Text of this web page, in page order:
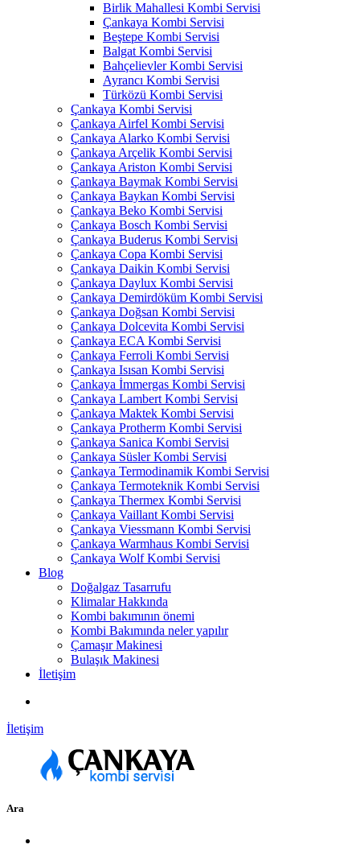
Birlik Mahallesi Kombi Servisi
Çankaya Kombi Servisi
Beştepe Kombi Servisi
Balgat Kombi Servisi
Bahçelievler Kombi Servisi
Ayrancı Kombi Servisi
Türközü Kombi Servisi
Çankaya Kombi Servisi
Çankaya Airfel Kombi Servisi
Çankaya Alarko Kombi Servisi
Çankaya Arçelik Kombi Servisi
Çankaya Ariston Kombi Servisi
Çankaya Baymak Kombi Servisi
Çankaya Baykan Kombi Servisi
Çankaya Beko Kombi Servisi
Çankaya Bosch Kombi Servisi
Çankaya Buderus Kombi Servisi
Çankaya Copa Kombi Servisi
Çankaya Daikin Kombi Servisi
Çankaya Daylux Kombi Servisi
Çankaya Demirdöküm Kombi Servisi
Çankaya Doğsan Kombi Servisi
Çankaya Dolcevita Kombi Servisi
Çankaya ECA Kombi Servisi
Çankaya Ferroli Kombi Servisi
Çankaya Isısan Kombi Servisi
Çankaya İmmergas Kombi Servisi
Çankaya Lambert Kombi Servisi
Çankaya Maktek Kombi Servisi
Çankaya Protherm Kombi Servisi
Çankaya Sanica Kombi Servisi
Çankaya Süsler Kombi Servisi
Çankaya Termodinamik Kombi Servisi
Çankaya Termoteknik Kombi Servisi
Çankaya Thermex Kombi Servisi
Çankaya Vaillant Kombi Servisi
Çankaya Viessmann Kombi Servisi
Çankaya Warmhaus Kombi Servisi
Çankaya Wolf Kombi Servisi
Blog
Doğalgaz Tasarrufu
Klimalar Hakkında
Kombi bakımının önemi
Kombi Bakımında neler yapılır
Çamaşır Makinesi
Bulaşık Makinesi
İletişim
İletişim
Ara